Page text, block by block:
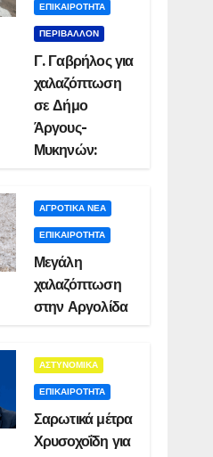
ΕΠΙΚΑΙΡΟΤΗΤΑ
ΠΕΡΙΒΑΛΛΟΝ
Γ. Γαβρήλος για
χαλαζόπτωση
σε Δήμο
Άργους-
Μυκηνών:
ΑΓΡΟΤΙΚΑ ΝΕΑ
ΕΠΙΚΑΙΡΟΤΗΤΑ
Μεγάλη
χαλαζόπτωση
στην Αργολίδα
ΑΣΤΥΝΟΜΙΚΑ
ΕΠΙΚΑΙΡΟΤΗΤΑ
Σαρωτικά μέτρα
Χρυσοχοΐδη για